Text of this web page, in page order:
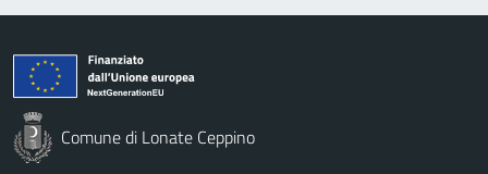
Comune di Lonate Ceppino